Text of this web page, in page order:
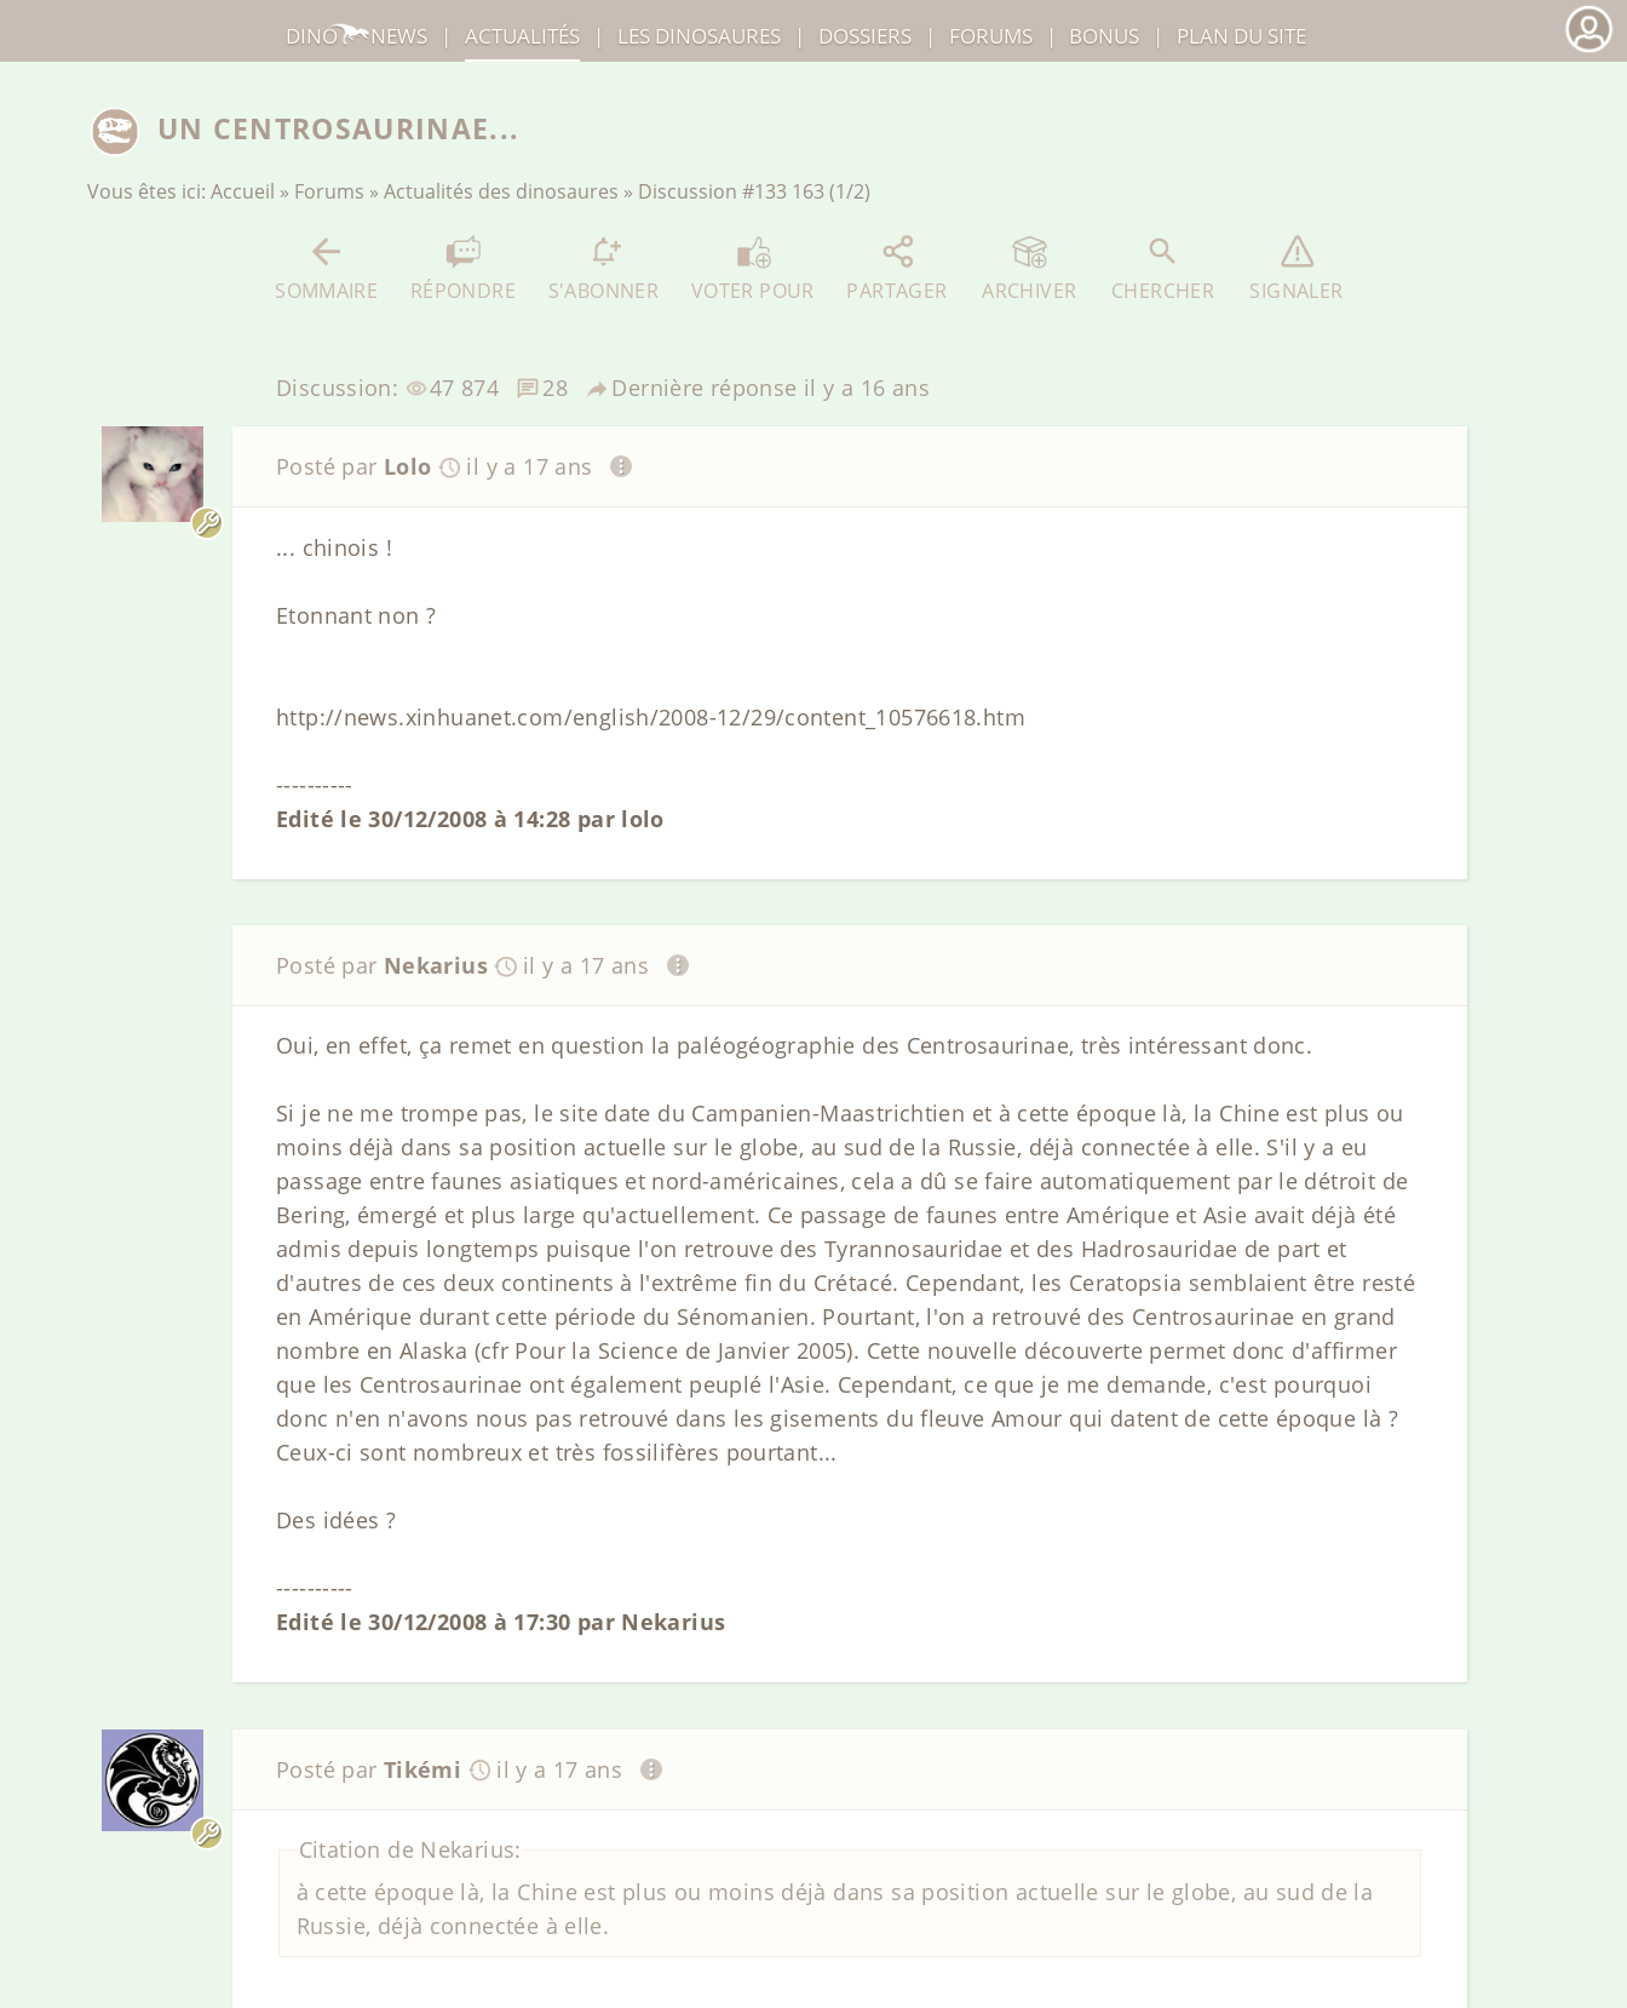
UN CENTROSAURINAE...
Vous êtes ici: Accueil » Forums » Actualités des dinosaures » Discussion #133 163 (1/2)
SOMMAIRE RÉPONDRE S'ABONNER VOTER POUR PARTAGER ARCHIVER CHERCHER SIGNALER
Discussion: 47 874 28 Dernière réponse il y a 16 ans
Posté par Lolo il y a 17 ans
... chinois !
Etonnant non ?
http://news.xinhuanet.com/english/2008-12/29/content_10576618.htm
----------
Edité le 30/12/2008 à 14:28 par lolo
Posté par Nekarius il y a 17 ans
Oui, en effet, ça remet en question la paléogéographie des Centrosaurinae, très intéressant donc.
Si je ne me trompe pas, le site date du Campanien-Maastrichtien et à cette époque là, la Chine est plus ou
moins déjà dans sa position actuelle sur le globe, au sud de la Russie, déjà connectée à elle. S'il y a eu
passage entre faunes asiatiques et nord-américaines, cela a dû se faire automatiquement par le détroit de
Bering, émergé et plus large qu'actuellement. Ce passage de faunes entre Amérique et Asie avait déjà été
admis depuis longtemps puisque l'on retrouve des Tyrannosauridae et des Hadrosauridae de part et
d'autres de ces deux continents à l'extrême fin du Crétacé. Cependant, les Ceratopsia semblaient être resté
en Amérique durant cette période du Sénomanien. Pourtant, l'on a retrouvé des Centrosaurinae en grand
nombre en Alaska (cfr Pour la Science de Janvier 2005). Cette nouvelle découverte permet donc d'affirmer
que les Centrosaurinae ont également peuplé l'Asie. Cependant, ce que je me demande, c'est pourquoi
donc n'en n'avons nous pas retrouvé dans les gisements du fleuve Amour qui datent de cette époque là ?
Ceux-ci sont nombreux et très fossilifères pourtant...
Des idées ?
----------
Edité le 30/12/2008 à 17:30 par Nekarius
Posté par Tikémi il y a 17 ans
Citation de Nekarius:
à cette époque là, la Chine est plus ou moins déjà dans sa position actuelle sur le globe, au sud de la
Russie, déjà connectée à elle.
DINO NEWS | ACTUALITÉS | LES DINOSAURES | DOSSIERS | FORUMS | BONUS | PLAN DU SITE